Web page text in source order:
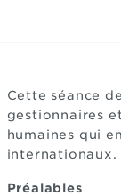
Cette séance
gestionnaires
humaines qui
internationaux.
Préalables